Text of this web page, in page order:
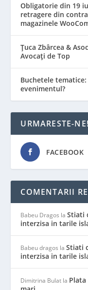
Obligatorie din 19
retragere din
magazinele
Țuca Zbârcea &
Avocați de Top
Buchetele
evenimentul?
URMARESTE-NE!
FACEBOOK
COMENTARII
Babeu Dragos laStiati
interzisa in tarile
Babeu dragos laStiati
interzisa in tarile
Dimitrina Bulat la